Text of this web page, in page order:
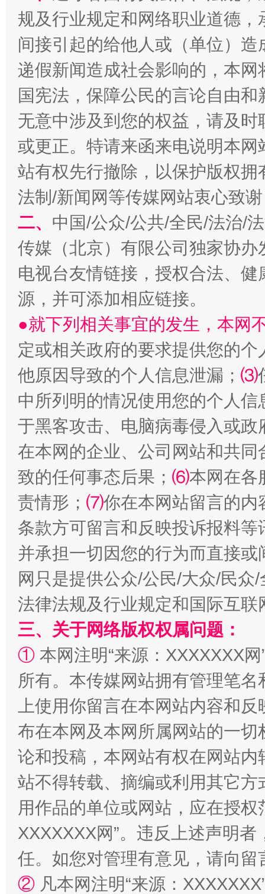
习近平的博鳌关键词
魏明
生
揭批美国五大"原罪" "炒
解纷+调解+退费，一次搞定
站台名比不上好声名
漫山遍野的桃花与雪山、麦地、白藏房 除
规及行业规定和网络职业道德
间接引起的给他人或（单位）
递假新闻造成社会影响的，本
国宪法，保障公民的言论自由
无意中涉及到您的权益，请及
或更正。特请来函来电说明本
站有权先行撤除，以保护版权
法制/新闻网等传媒网站衷心致
二、 中国/公众/公共/全民/法治/
传媒（北京）有限公司独家协
电视台友情链接，授权合法、
源，并可添加相应链接。
●就下列相关事宜的发生，本网
定或相关政府的要求提供您的个
他原因导致的个人信息泄漏； ⑶
中所列明的情况使用您的个人
于黑客攻击、电脑病毒侵入或
在本网的企业、公司网站和共
致的任何事态后果； ⑹本网在各
责情形； ⑺你在本网站留言的内
条款方可留言和反映投诉报料
并承担一切因您的行为而直接
网只是提供公众/公民/大众/民
法律法规及行业规定和国际互
三、关于网络版权权属问题：
① 本网注明“来源：XXXXXXX
所有。本传媒网站拥有管理笔
上使用你留言在本网站内容和
布在本网及本网所属网站的一
论和投稿，本网站有权在网站
站不得转载、摘编或利用其它
用作品的单位或网站，应在授
XXXXXXX网”。违反上述声明
任。如您对管理有意见，请向
② 凡本网注明“来源：